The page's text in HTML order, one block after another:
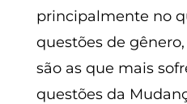
principalmente no
questões de
são as que mais
questões da